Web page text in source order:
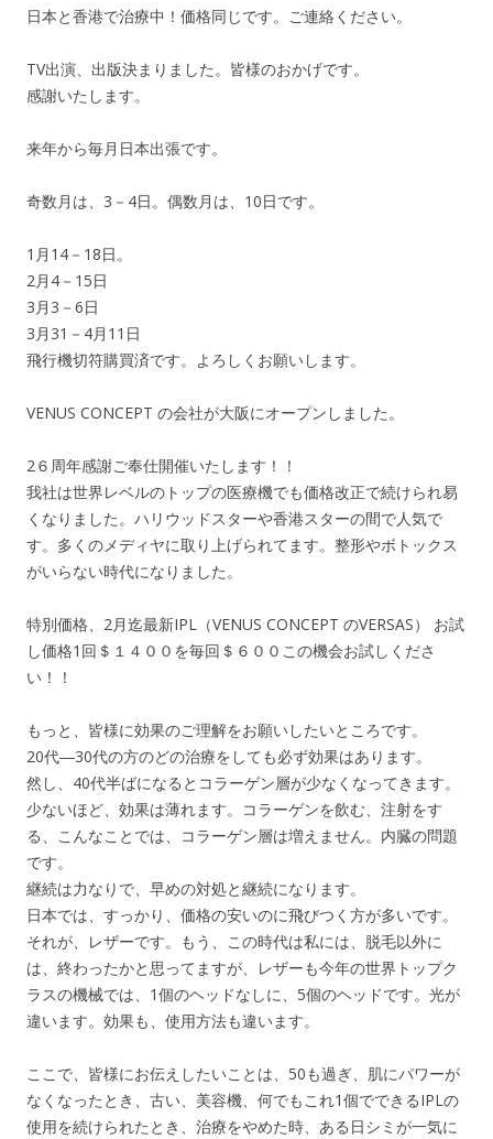
日本と香港で治療中！価格同じです。ご連絡ください。
TV出演、出版決まりました。皆様のおかげです。
感謝いたします。
来年から毎月日本出張です。
奇数月は、3－4日。偶数月は、10日です。
1月14－18日。
2月4－15日
3月3－6日
3月31－4月11日
飛行機切符購買済です。よろしくお願いします。
VENUS CONCEPT の会社が大阪にオープンしました。
2６周年感謝ご奉仕開催いたします！！
我社は世界レベルのトップの医療機でも価格改正で続けられ易
くなりました。ハリウッドスターや香港スターの間で人気で
す。多くのメディヤに取り上げられてます。整形やボトックス
がいらない時代になりました。
特別価格、2月迄最新IPL（VENUS CONCEPT のVERSAS） お試
し価格1回＄１４００を毎回＄６００この機会お試しくださ
い！！
もっと、皆様に効果のご理解をお願いしたいところです。
20代―30代の方のどの治療をしても必ず効果はあります。
然し、40代半ばになるとコラーゲン層が少なくなってきます。
少ないほど、効果は薄れます。コラーゲンを飲む、注射をす
る、こんなことでは、コラーゲン層は増えません。内臓の問題
です。
継続は力なりで、早めの対処と継続になります。
日本では、すっかり、価格の安いのに飛びつく方が多いです。
それが、レザーです。もう、この時代は私には、脱毛以外に
は、終わったかと思ってますが、レザーも今年の世界トップク
ラスの機械では、1個のヘッドなしに、5個のヘッドです。光が
違います。効果も、使用方法も違います。
ここで、皆様にお伝えしたいことは、50も過ぎ、肌にパワーが
なくなったとき、古い、美容機、何でもこれ1個でできるIPLの
使用を続けられたとき、治療をやめた時、ある日シミが一気に